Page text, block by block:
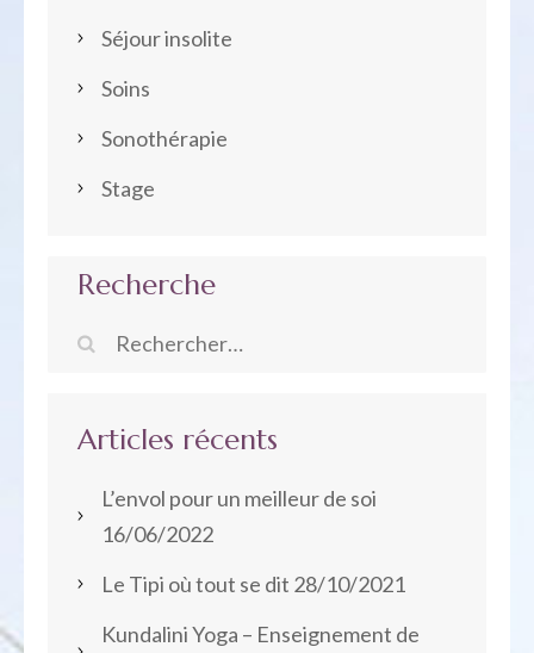
Séjour insolite
Soins
Sonothérapie
Stage
Recherche
Rechercher :
Articles récents
L’envol pour un meilleur de soi
16/06/2022
Le Tipi où tout se dit 28/10/2021
Kundalini Yoga – Enseignement de